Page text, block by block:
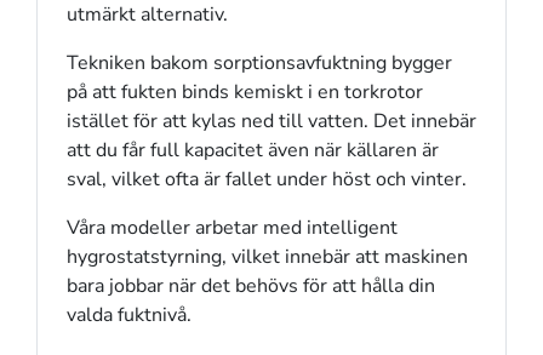
utmärkt alternativ.
Tekniken bakom sorptionsavfuktning bygger
på att fukten binds kemiskt i en torkrotor
istället för att kylas ned till vatten. Det innebär
att du får full kapacitet även när källaren är
sval, vilket ofta är fallet under höst och vinter.
Våra modeller arbetar med intelligent
hygrostatstyrning, vilket innebär att maskinen
bara jobbar när det behövs för att hålla din
valda fuktnivå.